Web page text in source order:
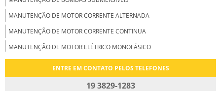
MANUTENÇÃO DE MOTOR CORRENTE ALTERNADA
MANUTENÇÃO DE MOTOR CORRENTE CONTINUA
MANUTENÇÃO DE MOTOR ELÉTRICO MONOFÁSICO
MANUTENÇÃO DE MOTORES CC
ENTRE EM CONTATO PELOS TELEFONES
19 3829-1283